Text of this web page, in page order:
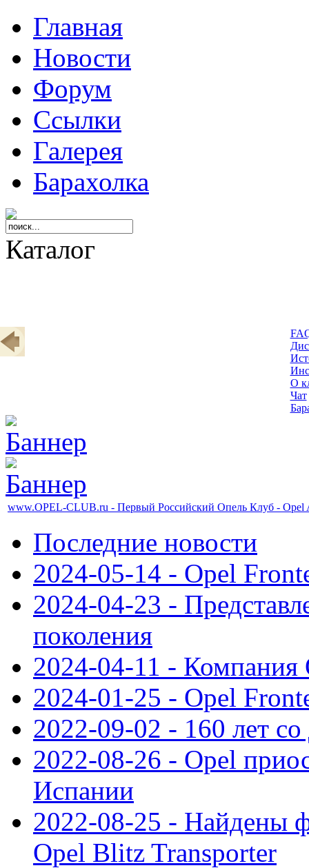
Главная
Новости
Форум
Ссылки
Галерея
Барахолка
Каталог
О
Чат
www.OPEL-CLUB.ru - Первый Российский Опель Клуб - Opel
Последние новости
2024-05-14 - Opel
2024-04-23 -
поколения
2024-04-11 - Компания
2024-01-25 - Opel
2022-09-02 - 160 лет
2022-08-26 - Opel
Испании
2022-08-25 - Найдены
Opel Blitz Transporter